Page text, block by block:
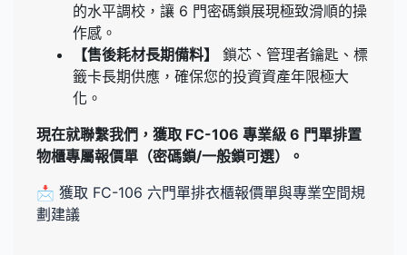
的水平調校，讓 6 門密碼鎖展現極致滑順的操
作感。
【售後耗材長期備料】
鎖芯、管理者鑰匙、標
籤卡長期供應，確保您的投資資產年限極大
化。
現在就聯繫我們，獲取 FC-106 專業級 6 門單排置
物櫃專屬報價單（密碼鎖/一般鎖可選）。
📩 獲取 FC-106 六門單排衣櫃報價單與專業空間規
劃建議